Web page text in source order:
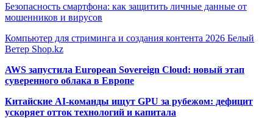
Безопасность смартфона: как защитить личные данные от
мошенников и вирусов
Компьютер для стриминга и создания контента 2026 Белый
Ветер Shop.kz
AWS запустила European Sovereign Cloud: новый этап
суверенного облака в Европе
Китайские AI-команды ищут GPU за рубежом: дефицит
ускоряет отток технологий и капитала